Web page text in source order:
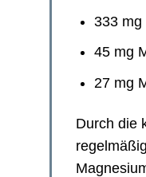
333 mg
45 mg
27 mg
Durch die